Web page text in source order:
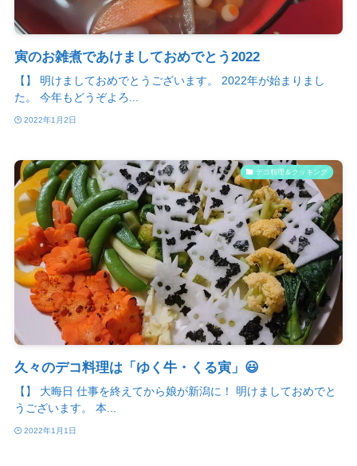
寅のお雑煮であけましておめでとう2022
【】 明けましておめでとうございます。 2022年が始まりまし
た。 今年もどうぞよろ...
2022年1月2日
デコ料理＆クッキング
久々のデコ料理は「ゆく牛・くる寅」😃
【】 大晦日 仕事を終えてから娘が新潟に！ 明けましておめでと
うございます。 本...
2022年1月1日